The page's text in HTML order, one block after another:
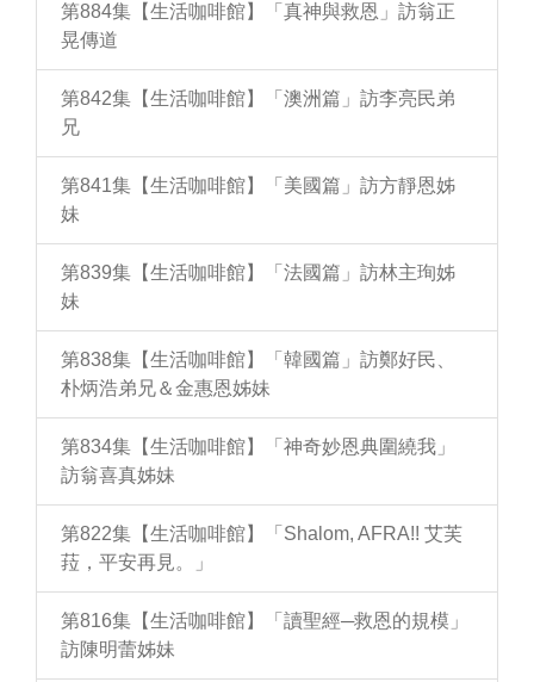
第884集【生活咖啡館】「真神與救恩」訪翁正
晃傳道
第842集【生活咖啡館】「澳洲篇」訪李亮民弟
兄
第841集【生活咖啡館】「美國篇」訪方靜恩姊
妹
第839集【生活咖啡館】「法國篇」訪林主珣姊
妹
第838集【生活咖啡館】「韓國篇」訪鄭好民、
朴炳浩弟兄＆金惠恩姊妹
第834集【生活咖啡館】「神奇妙恩典圍繞我」
訪翁喜真姊妹
第822集【生活咖啡館】「Shalom, AFRA!! 艾芙
菈，平安再見。」
第816集【生活咖啡館】「讀聖經─救恩的規模」
訪陳明蕾姊妹